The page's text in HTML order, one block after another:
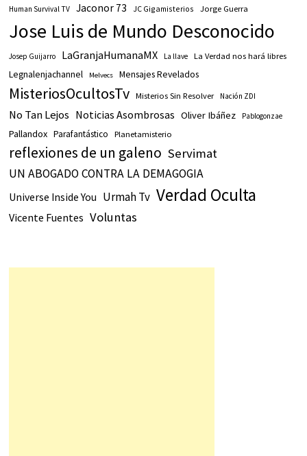
Human Survival TV Jaconor 73 JC Gigamisterios Jorge Guerra
Jose Luis de Mundo Desconocido
Josep Guijarro LaGranjaHumanaMX La llave La Verdad nos hará libres
Legnalenjachannel Melvecs Mensajes Revelados
MisteriosOcultosTv Misterios Sin Resolver Nación ZDI
No Tan Lejos Noticias Asombrosas Oliver Ibáñez Pablogonzae
Pallandox Parafantástico Planetamisterio
reflexiones de un galeno Servimat
UN ABOGADO CONTRA LA DEMAGOGIA
Universe Inside You Urmah Tv Verdad Oculta
Vicente Fuentes Voluntas